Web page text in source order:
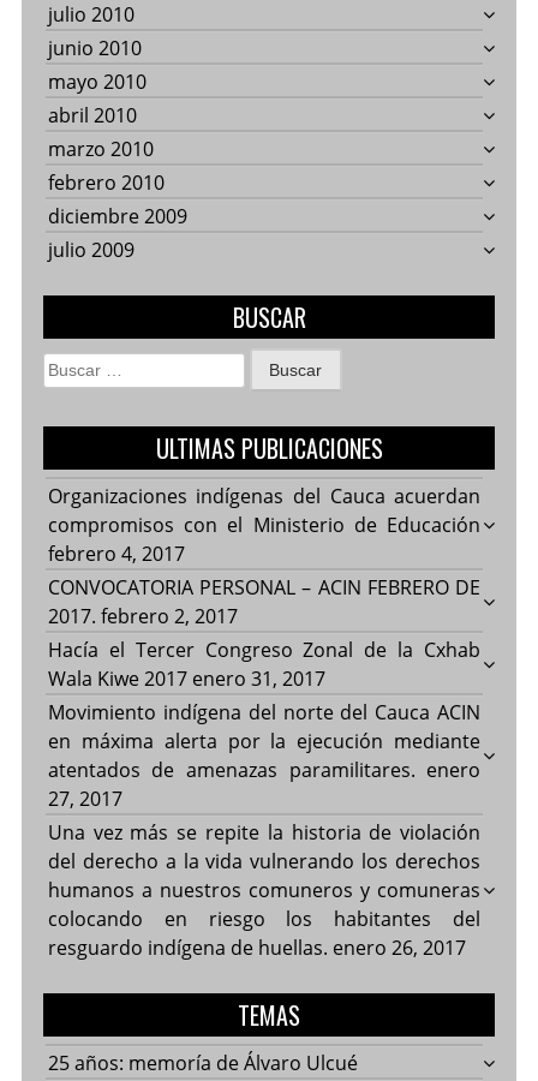
julio 2010
junio 2010
mayo 2010
abril 2010
marzo 2010
febrero 2010
diciembre 2009
julio 2009
BUSCAR
Buscar:
ULTIMAS PUBLICACIONES
Organizaciones indígenas del Cauca acuerdan
compromisos con el Ministerio de Educación
febrero 4, 2017
CONVOCATORIA PERSONAL – ACIN FEBRERO DE
2017. febrero 2, 2017
Hacía el Tercer Congreso Zonal de la Cxhab
Wala Kiwe 2017 enero 31, 2017
Movimiento indígena del norte del Cauca ACIN
en máxima alerta por la ejecución mediante
atentados de amenazas paramilitares. enero
27, 2017
Una vez más se repite la historia de violación
del derecho a la vida vulnerando los derechos
humanos a nuestros comuneros y comuneras
colocando en riesgo los habitantes del
resguardo indígena de huellas. enero 26, 2017
TEMAS
25 años: memoría de Álvaro Ulcué